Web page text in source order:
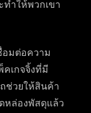
ำให้พวกเขา
อมต่อความ
เกจจิ้งที่มี
ช่วยให้สินค้า
หล่องพัสดุแล้ว